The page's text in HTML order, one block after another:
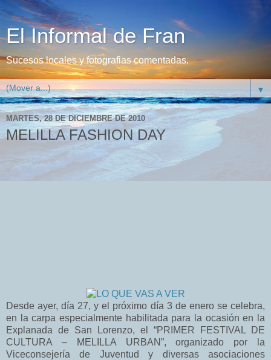
El Informal de Fran
Sucesos locales y fotografias comentadas.
▼
MARTES, 28 DE DICIEMBRE DE 2010
MELILLA FASHION DAY
Desde ayer, día 27, y el próximo día 3 de enero se celebra,
en la carpa especialmente habilitada para la ocasión en la
Explanada de San Lorenzo, el “PRIMER FESTIVAL DE
CULTURA – MELILLA URBAN”, organizado por la
Viceconsejería de Juventud y diversas asociaciones